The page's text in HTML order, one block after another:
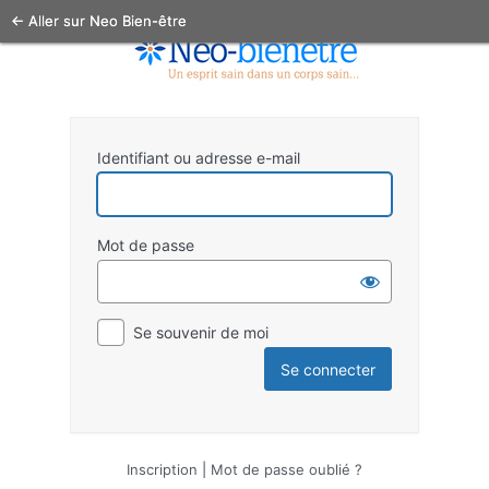
Identifiant ou adresse e-mail
Mot de passe
Se souvenir de moi
Inscription Mot de passe oublié ?
← Aller sur Neo Bien-être